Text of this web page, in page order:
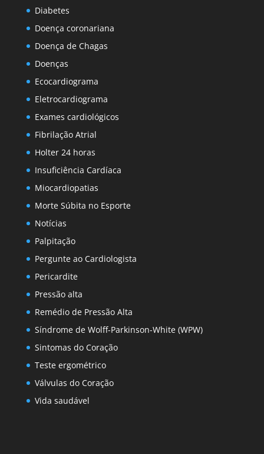
Diabetes
Doença coronariana
Doença de Chagas
Doenças
Ecocardiograma
Eletrocardiograma
Exames cardiológicos
Fibrilação Atrial
Holter 24 horas
Insuficiência Cardíaca
Miocardiopatias
Morte Súbita no Esporte
Notícias
Palpitação
Pergunte ao Cardiologista
Pericardite
Pressão alta
Remédio de Pressão Alta
Síndrome de Wolff-Parkinson-White (WPW)
Sintomas do Coração
Teste ergométrico
Válvulas do Coração
Vida saudável